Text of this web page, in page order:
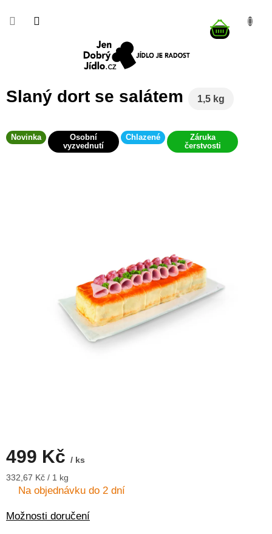
obsah
Slaný dort se salátem 1,5 kg
Novinka
Osobní
vyzvednutí
Chlazené
Záruka
čerstvosti
499 Kč / ks
Měrná
cena:
332,67 Kč / 1 kg
Na objednávku do 2 dní
Možnosti doručení